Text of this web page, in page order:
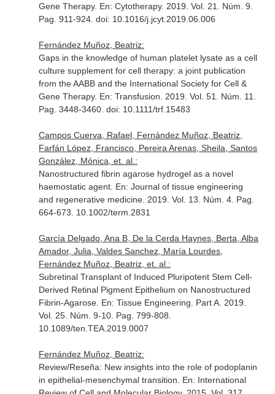
Gene Therapy. En: Cytotherapy. 2019. Vol. 21. Núm. 9.
Pag. 911-924. doi: 10.1016/j.jcyt.2019.06.006
Fernández Muñoz, Beatriz:
Gaps in the knowledge of human platelet lysate as a cell
culture supplement for cell therapy: a joint publication
from the AABB and the International Society for Cell &
Gene Therapy. En: Transfusion . 2019. Vol. 51. Núm. 11.
Pag. 3448-3460. doi: 10.1111/trf.15483
Campos Cuerva, Rafael, Fernández Muñoz, Beatriz,
Farfán López, Francisco, Pereira Arenas, Sheila, Santos
González, Mónica, et. al.:
Nanostructured fibrin agarose hydrogel as a novel
haemostatic agent. En: Journal of tissue engineering
and regenerative medicine. 2019. Vol. 13. Núm. 4. Pag.
664-673. 10.1002/term.2831
García Delgado, Ana B, De la Cerda Haynes, Berta, Alba
Amador, Julia, Valdes Sanchez, María Lourdes,
Fernández Muñoz, Beatriz, et. al.:
Subretinal Transplant of Induced Pluripotent Stem Cell-
Derived Retinal Pigment Epithelium on Nanostructured
Fibrin-Agarose. En: Tissue Engineering. Part A. 2019.
Vol. 25. Núm. 9-10. Pag. 799-808.
10.1089/ten.TEA.2019.0007
Fernández Muñoz, Beatriz:
Review/Reseña: New insights into the role of podoplanin
in epithelial-mesenchymal transition. En: International